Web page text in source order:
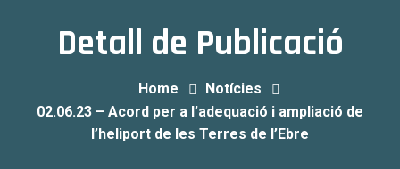
Detall de Publicació
Home
Notícies
02.06.23 – Acord per a l’adequació i ampliació de
l’heliport de les Terres de l’Ebre